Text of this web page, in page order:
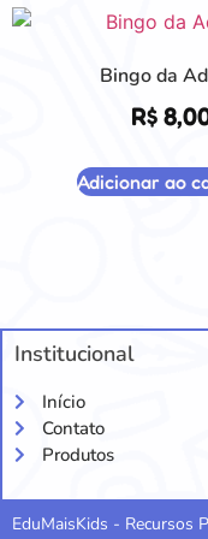
Bingo da
R$
Adicionar ao
Institucional
Início
Contato
Produtos
EduMaisKids - Recursos